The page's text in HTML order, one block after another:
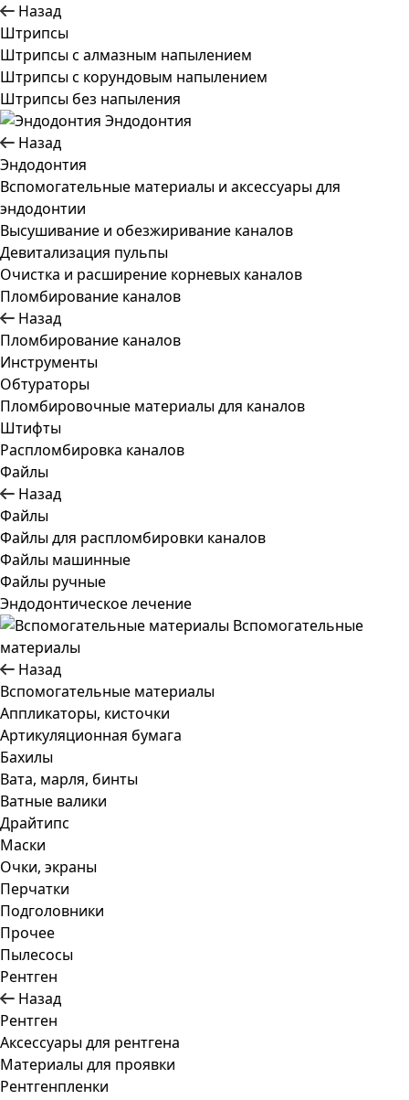
Назад
Штрипсы
Штрипсы c алмазным напылением
Штрипсы c корундовым напылением
Штрипсы без напыления
Эндодонтия
Назад
Эндодонтия
Вспомогательные материалы и аксессуары для
эндодонтии
Высушивание и обезжиривание каналов
Девитализация пульпы
Очистка и расширение корневых каналов
Пломбирование каналов
Назад
Пломбирование каналов
Инструменты
Обтураторы
Пломбировочные материалы для каналов
Штифты
Распломбировка каналов
Файлы
Назад
Файлы
Файлы для распломбировки каналов
Файлы машинные
Файлы ручные
Эндодонтическое лечение
Вспомогательные
материалы
Назад
Вспомогательные материалы
Аппликаторы, кисточки
Артикуляционная бумага
Бахилы
Вата, марля, бинты
Ватные валики
Драйтипс
Маски
Очки, экраны
Перчатки
Подголовники
Прочее
Пылесосы
Рентген
Назад
Рентген
Аксессуары для рентгена
Материалы для проявки
Рентгенпленки